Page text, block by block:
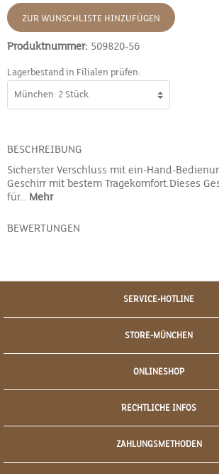
ZUR WUNSCHLISTE HINZUFÜGEN
Produktnummer: 509820-56
Lagerbestand in Filialen prüfen:
BESCHREIBUNG
Sicherster Verschluss mit ein-Hand-
Geschirr mit bestem Tragekomfort.Dieses
für… Mehr
BEWERTUNGEN
SERVICE-HOTLINE
STORE-MÜNCHEN
ONLINESHOP
RECHTLICHE INFOS
ZAHLUNGSMETHODEN